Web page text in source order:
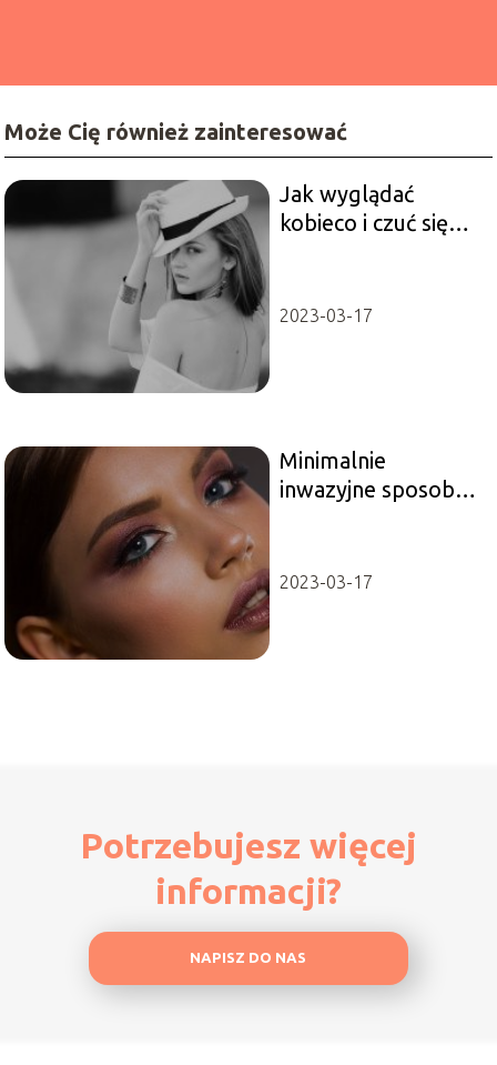
Może Cię również zainteresować
Jak wyglądać
kobieco i czuć się
2023-03-17
Minimalnie
inwazyjne sposoby
2023-03-17
Potrzebujesz więcej
informacji?
NAPISZ DO NAS